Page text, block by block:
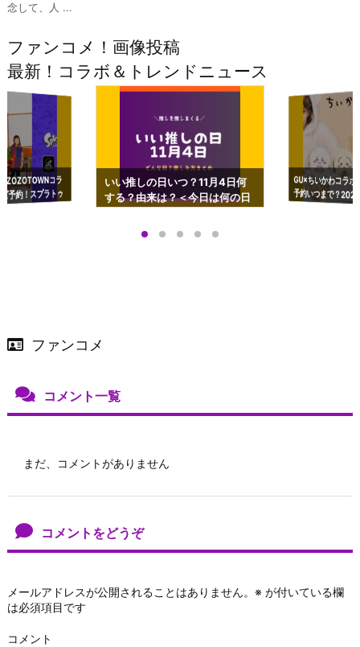
念して、人 ...
ファンコメ！画像投稿
最新！コラボ＆トレンドニュース
コラ
予約！スプラトゥ
ップも渋谷Hz
いい推しの日いつ？11月4日何
する？由来は？＜今日は何の日
GU×ちいかわコラ
予約いつまで？
ーチやショルダー
ファンコメ
コメント一覧
まだ、コメントがありません
コメントをどうぞ
メールアドレスが公開されることはありません。 ※ が付いている欄
は必須項目です
コメント